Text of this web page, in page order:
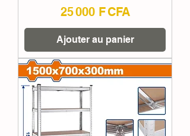
Prix
25 000 F CFA
Ajouter au panier